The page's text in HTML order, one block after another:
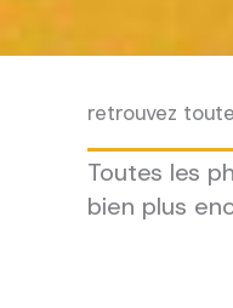
retrouvez
Toutes les
bien plus